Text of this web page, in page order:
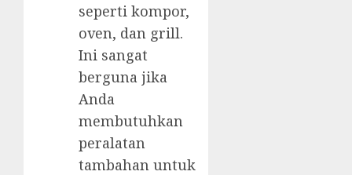
seperti kompor,
oven, dan grill.
Ini sangat
berguna jika
Anda
membutuhkan
peralatan
tambahan untuk